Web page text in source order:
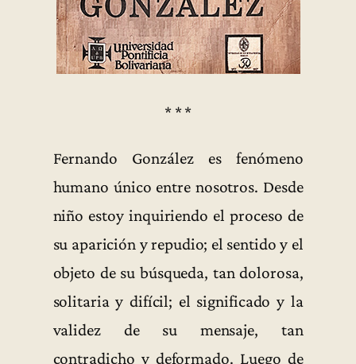
* * *
Fernando González es fenómeno
humano único entre nosotros. Desde
niño estoy inquiriendo el proceso de
su aparición y repudio; el sentido y el
objeto de su búsqueda, tan dolorosa,
solitaria y difícil; el significado y la
validez de su mensaje, tan
contradicho y deformado. Luego de